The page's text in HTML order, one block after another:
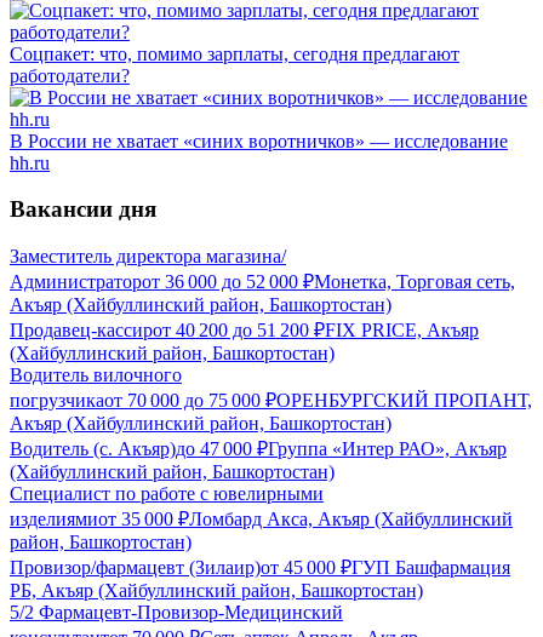
Соцпакет: что, помимо зарплаты, сегодня предлагают
работодатели?
В России не хватает «синих воротничков» — исследование
hh.ru
Вакансии дня
Заместитель директора магазина/
Администраторот 36 000 до 52 000 ₽Монетка, Торговая сеть,
Акъяр (Хайбуллинский район, Башкортостан)
Продавец-кассирот 40 200 до 51 200 ₽FIX PRICE, Акъяр
(Хайбуллинский район, Башкортостан)
Водитель вилочного
погрузчикаот 70 000 до 75 000 ₽ОРЕНБУРГСКИЙ ПРОПАНТ,
Акъяр (Хайбуллинский район, Башкортостан)
Водитель (с. Акъяр)до 47 000 ₽Группа «Интер РАО», Акъяр
(Хайбуллинский район, Башкортостан)
Специалист по работе с ювелирными
изделиямиот 35 000 ₽Ломбард Акса, Акъяр (Хайбуллинский
район, Башкортостан)
Провизор/фармацевт (Зилаир)от 45 000 ₽ГУП Башфармация
РБ, Акъяр (Хайбуллинский район, Башкортостан)
5/2 Фармацевт-Провизор-Медицинский